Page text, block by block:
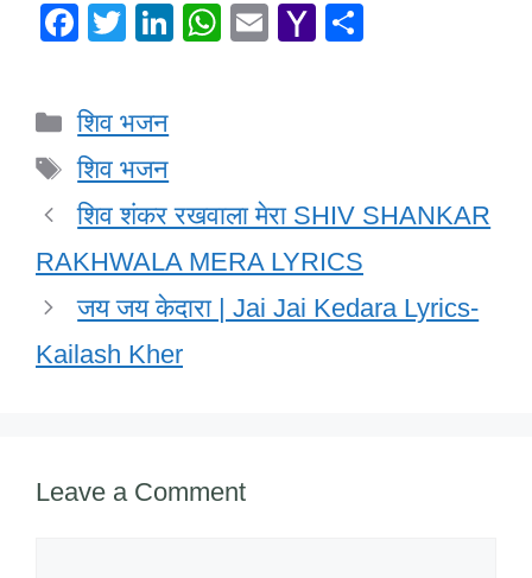
F
c
e
b
o
o
k
T
er
Li
n
W
p
p
E
Y
M
ail
Categories
शिव भजन
Tags
शिव भजन
शिव शंकर रखवाला मेरा SHIV SHANKAR
RAKHWALA MERA LYRICS
जय जय केदारा | Jai Jai Kedara Lyrics-
Kailash Kher
Leave a Comment